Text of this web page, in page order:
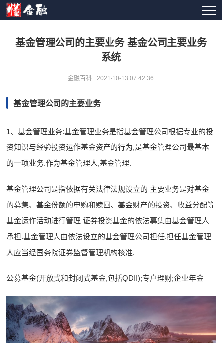
基金管理公司的主要业务 基金公司主要业务
系统
金融百科 2021-10-13 07:42:36
基金管理公司的主要业务
1、基金管理业务:基金管理业务是指基金管理公司根据专业的投
资知识与经验投资运作基金资产的行为,是基金管理公司最基本
的一项业务.作为基金管理人,基金管理.
基金管理公司是指依据有关法律法规设立的 主要业务是对基金
的募集、基金份额的申购和赎回、基金财产的投资、收益分配等
基金运作活动进行管理 证券投资基金的依法募集由基金管理人
承担.基金管理人由依法设立的基金管理公司担任.担任基金管理
人应当经国务院证券监督管理机构核准.
公募基金(开放式和封闭式基金,包括QDII);专户理财;企业年金